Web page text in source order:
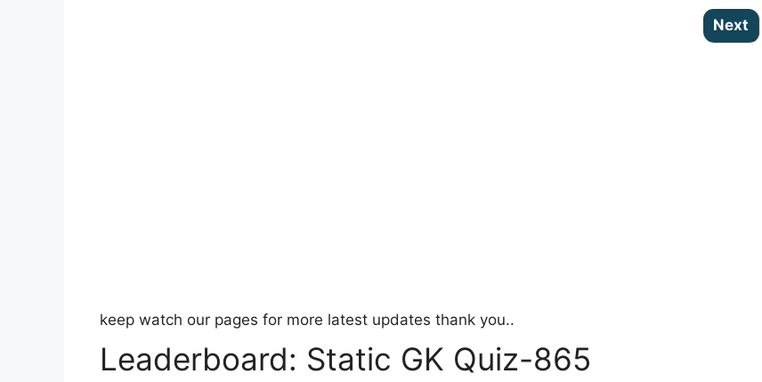
keep watch our pages for more latest updates thank you..
Leaderboard: Static GK Quiz-865